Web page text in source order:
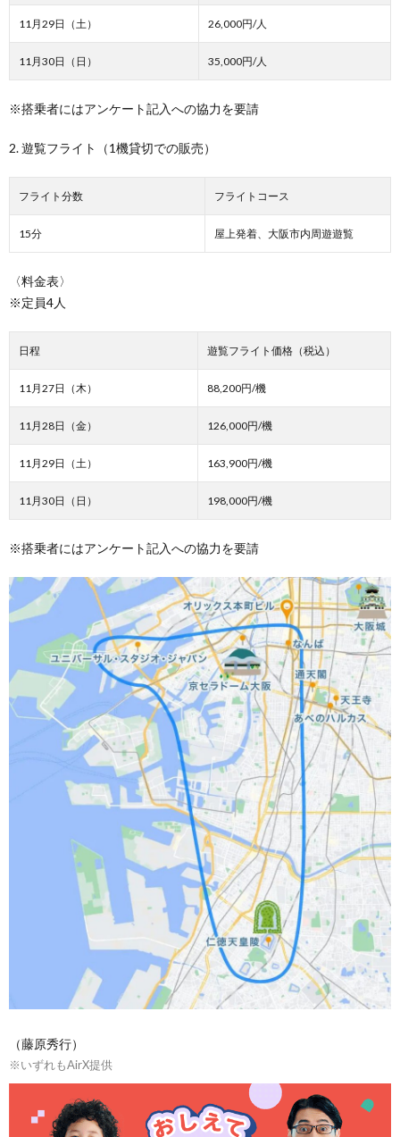
11月29日（土） 26,000円/人
11月30日（日） 35,000円/人
※搭乗者にはアンケート記入への協力を要請
2. 遊覧フライト（1機貸切での販売）
フライト分数 フライトコース
15分 屋上発着、大阪市内周遊遊覧
〈料金表〉
※定員4人
日程 遊覧フライト価格（税込）
11月27日（木） 88,200円/機
11月28日（金） 126,000円/機
11月29日（土） 163,900円/機
11月30日（日） 198,000円/機
※搭乗者にはアンケート記入への協力を要請
（藤原秀行）
※いずれもAirX提供